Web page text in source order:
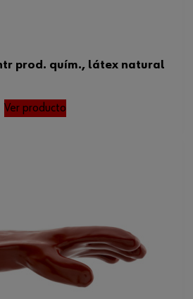
prod. quím., látex natural
Ver producto